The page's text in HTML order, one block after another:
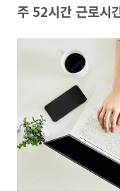
주 52시간 근로시